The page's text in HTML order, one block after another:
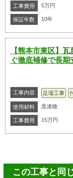
工事費用
5万円
保証年数 10年
【熊本市東区】
ぐ徹底補修で長期
工事内容 足場工事
使用材料 黒漆喰
工事費用 15万円
この工事と同